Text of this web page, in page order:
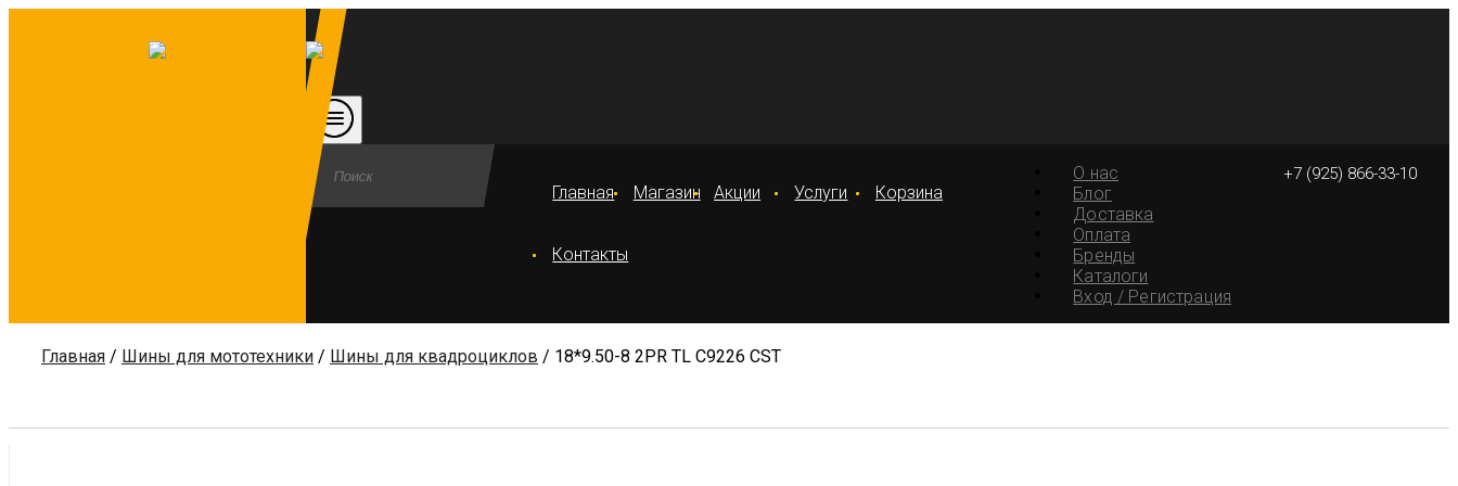
+7 (925) 866-33-10
О нас
Блог
Доставка
Оплата
Бренды
Каталоги
Вход / Регистрация
Главная Магазин Акции Услуги Корзина
Контакты
Главная / Шины для мототехники / Шины для квадроциклов / 18*9.50-8 2PR TL C9226 CST